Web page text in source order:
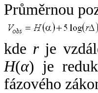
Průměrnou
kde rje
H(α) je
fázového